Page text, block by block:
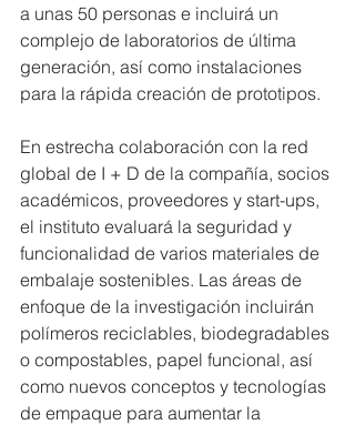
a unas 50 personas e incluirá un
complejo de laboratorios de última
generación, así como instalaciones
para la rápida creación de prototipos.
En estrecha colaboración con la red
global de I + D de la compañía, socios
académicos, proveedores y start-ups,
el instituto evaluará la seguridad y
funcionalidad de varios materiales de
embalaje sostenibles. Las áreas de
enfoque de la investigación incluirán
polímeros reciclables, biodegradables
o compostables, papel funcional, así
como nuevos conceptos y tecnologías
de empaque para aumentar la